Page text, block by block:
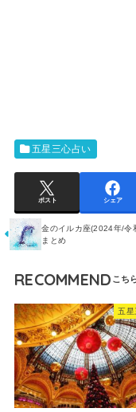
五星三心占い
ポスト シェア
金のイルカ座(2024年/令
まとめ
RECOMMEND
五星